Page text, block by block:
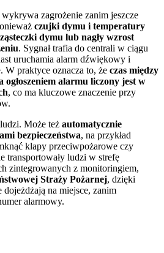
zagrożenie zanim jeszcze
czujki dymu i temperatury
dymu lub nagły wzrost
. Sygnał trafia do centrali w ciągu
uruchamia alarm dźwiękowy i
W praktyce oznacza to, że czas między
ogłoszeniem alarmu liczony jest w
, co ma kluczowe znaczenie przy
Może też automatycznie
bezpieczeństwa, na przykład
klapy przeciwpożarowe czy
transportowały ludzi w strefę
zintegrowanych z monitoringiem,
Straży Pożarnej, dzięki
na miejsce, zanim
alarmowy.